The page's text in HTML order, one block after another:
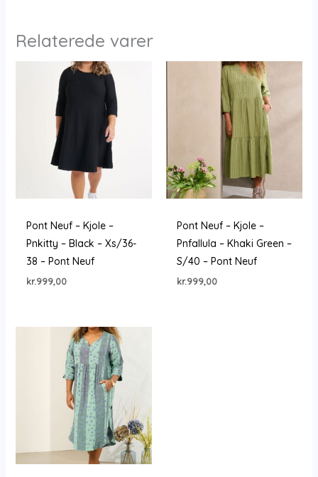
Relaterede varer
Pont Neuf – Kjole –
Pnkitty – Black – Xs/36-
38 – Pont Neuf
kr.999,00
Pont Neuf – Kjole –
Pnfallula – Khaki Green –
S/40 – Pont Neuf
kr.999,00